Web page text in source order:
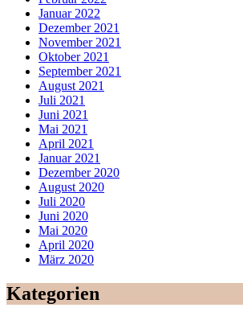
Januar 2022
Dezember 2021
November 2021
Oktober 2021
September 2021
August 2021
Juli 2021
Juni 2021
Mai 2021
April 2021
Januar 2021
Dezember 2020
August 2020
Juli 2020
Juni 2020
Mai 2020
April 2020
März 2020
Kategorien